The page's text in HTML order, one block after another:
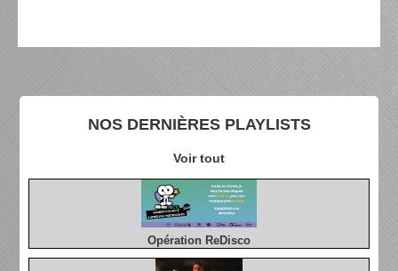
NOS DERNIÈRES PLAYLISTS
Voir tout
Opération ReDisco